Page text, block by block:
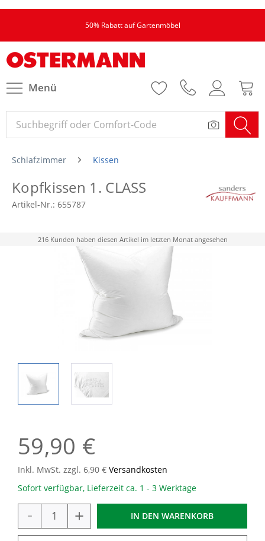
50% Rabatt auf Gartenmöbel
Menü
Schlafzimmer Kissen
Kopfkissen 1. CLASS
Artikel-Nr.: 655787
216 Kunden haben diesen Artikel im letzten Monat angesehen
59,90 €
Inkl. MwSt. zzgl. 6,90 € Versandkosten
Sofort verfügbar, Lieferzeit ca. 1 - 3 Werktage
- + IN DEN WARENKORB